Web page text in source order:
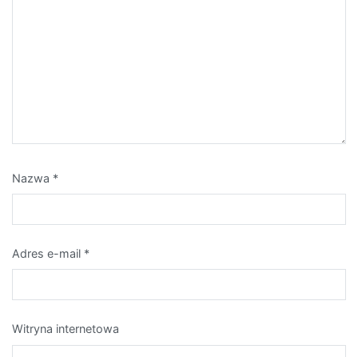
Nazwa *
Adres e-mail *
Witryna internetowa